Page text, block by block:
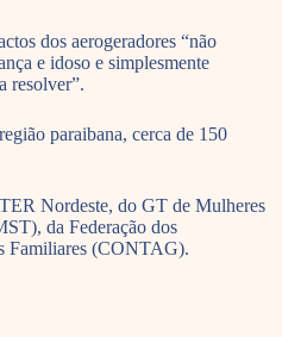
dos aerogeradores “não
e idoso e simplesmente
resolver”.
paraibana, cerca de 150
Nordeste, do GT de Mulheres
da Federação dos
Familiares (CONTAG).